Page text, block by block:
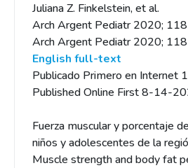
Juliana Z. Finkelstein, et al.
Arch Argent Pediatr 2020;
Arch Argent Pediatr 2020;
English full-text
Publicado Primero en
Published Online First 8-14-
Fuerza muscular y porcentaje
niños y adolescentes de la
Muscle strength and body fat